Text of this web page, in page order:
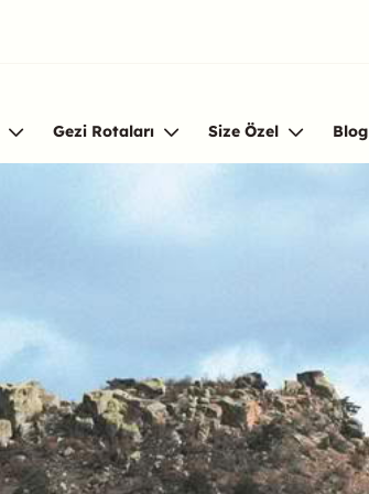
Gezi Rotaları Size Özel Blog